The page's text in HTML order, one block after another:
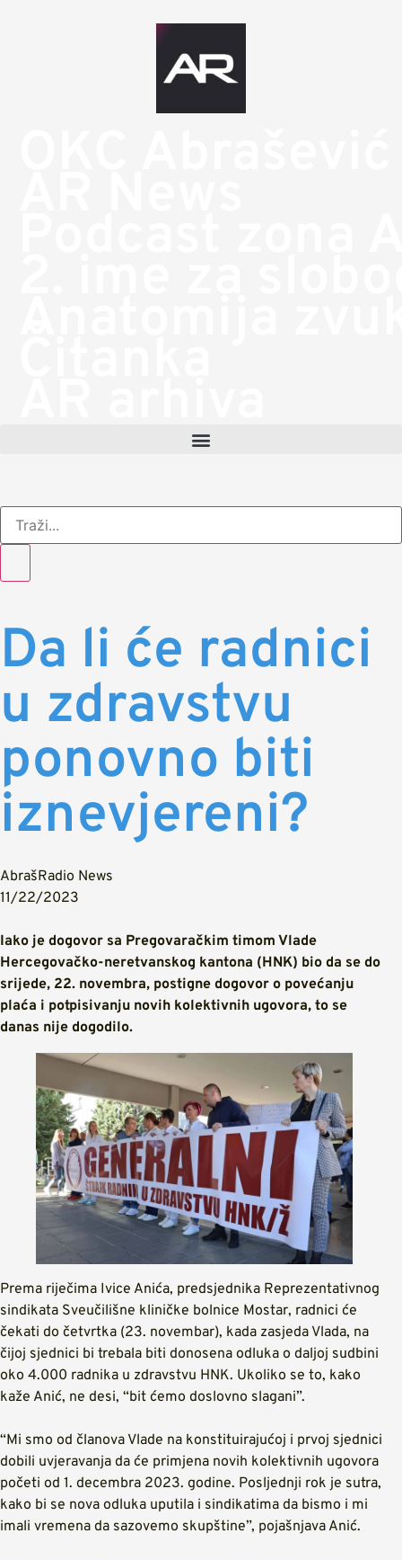
Da li će radnici
u zdravstvu
ponovno biti
iznevjereni?
AbrašRadio News
11/22/2023
Iako je dogovor sa Pregovaračkim timom Vlade
Hercegovačko-neretvanskog kantona (HNK) bio da se do
srijede, 22. novembra, postigne dogovor o povećanju
plaća i potpisivanju novih kolektivnih ugovora, to se
danas nije dogodilo.
Prema riječima Ivice Anića, predsjednika Reprezentativnog
sindikata Sveučilišne kliničke bolnice Mostar, radnici će
čekati do četvrtka (23. novembar), kada zasjeda Vlada, na
čijoj sjednici bi trebala biti donosena odluka o daljoj sudbini
oko 4.000 radnika u zdravstvu HNK. Ukoliko se to, kako
kaže Anić, ne desi, “bit ćemo doslovno slagani”.
“Mi smo od članova Vlade na konstituirajućoj i prvoj sjednici
dobili uvjeravanja da će primjena novih kolektivnih ugovora
početi od 1. decembra 2023. godine. Posljednji rok je sutra,
kako bi se nova odluka uputila i sindikatima da bismo i mi
imali vremena da sazovemo skupštine”, pojašnjava Anić.